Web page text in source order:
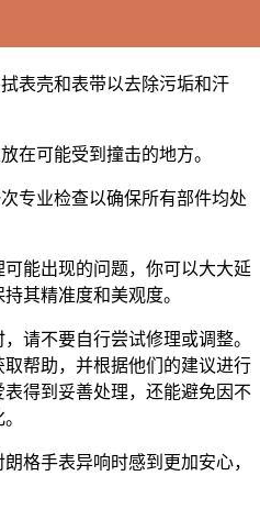
表壳和表带以去除污垢和汗
在可能受到撞击的地方。
专业检查以确保所有部件均处
能出现的问题，你可以大大延
其精准度和美观度。
请不要自行尝试修理或调整。
帮助，并根据他们的建议进行
得到妥善处理，还能避免因不
格手表异响时感到更加安心，